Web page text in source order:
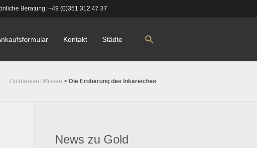
Beratung: +49 (0)351 312 47 37
Kontakt Städte
Goldankauf Wissen > Die Eroberung des Inkareiches
News zu Gold